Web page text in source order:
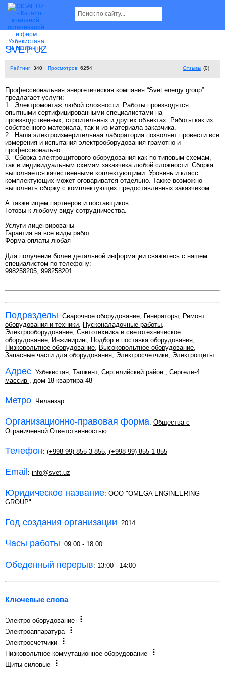
SVET UZ
Рейтинг: 340 Просмотров: 6254 Отзывы (0)
Профессиональная энергетическая компания “Svet energy group”
предлагает услуги:
1. Электромонтаж любой сложности. Работы производятся
опытными сертифицированными специалистами на
производственных, строительных и других объектах. Работы как из
собственного материала, так и из материала заказчика.
2. Наша электроизмерительная лаборатория позволяет провести все
измерения и испытания электрооборудования грамотно и
профессионально.
3. Сборка электрощитового оборудования как по типовым схемам,
так и индивидуальным схемам заказчика любой сложности. Сборка
выполняется качественными коплектующими. Уровень и класс
комплектующих может оговариватся отдельно. Также возможно
выполнить сборку с комплектующих предоставленных заказчиком.
А также ищем партнеров и поставщиков.
Готовы к любому виду сотрудничества.
Услуги лицензированы
Гарантия на все виды работ
Форма оплаты любая
Для получение более детальной информации свяжитесь с нашем
специалистом по телефону:
998258205; 998258201
Подразделы: Сварочное оборудование, Генераторы, Ремонт
оборудования и техники, Пусконаладочные работы,
Электрооборудование, Светотехника и светотехническое
оборудование, Инжиниринг, Подбор и поставка оборудования,
Низковольтное оборудование, Высоковольтное оборудование,
Запасные части для оборудования, Электросчетчики, Электрощиты
Адрес: Узбекистан, Ташкент, Сергелийский район , Сергели-4
массив , дом 18 квартира 48
Метро: Чиланзар
Организационно-правовая форма: Общества с
Ограниченной Ответственностью
Телефон: (+998 99) 855 3 855 (+998 99) 855 1 855
Email : info@svet.uz
Юридическое название: OOO "OMEGA ENGINEERING
GROUP"
Год создания организации: 2014
Часы работы: 09:00 - 18:00
Обеденный перерыв: 13:00 - 14:00
Ключевые слова
Электро-оборудование
Электроаппаратура
Электросчетчики
Низковольтное коммутационное оборудование
Щиты силовые